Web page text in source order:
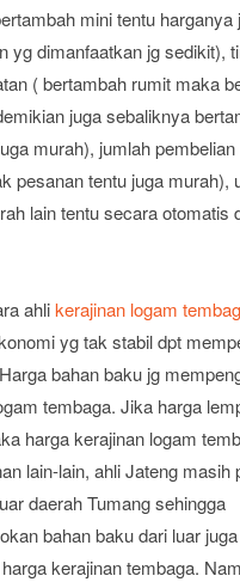
mini tentu harganya
yg dimanfaatkan jg sedikit),
( bertambah rumit maka
juga sebaliknya
murah), jumlah pembelian
pesanan tentu juga murah),
lain tentu secara otomatis
ahlikerajinan logam
yg tak stabil dpt
bahan baku jg
tembaga. Jika harga
harga kerajinan logam
lain-lain, ahli Jateng masih
daerah Tumang sehingga
bahan baku dari luar
kerajinan tembaga.